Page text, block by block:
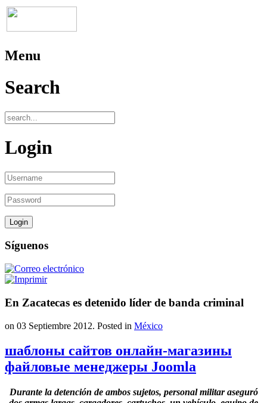
Menu
Search
Login
Síguenos
En Zacatecas es detenido líder de banda criminal
on 03 Septiembre 2012. Posted in México
шаблоны сайтов онлайн-магазины
файловые менеджеры Joomla
Durante la detención de ambos sujetos, personal militar aseguró